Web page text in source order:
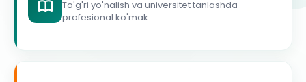
To'g'ri yo'nalish va universitet tanlashda
profesional ko'mak